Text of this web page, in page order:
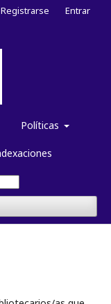
Políticas
Registrarse Entrar